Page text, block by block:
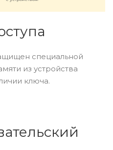
специальной
из устройства
ключа.